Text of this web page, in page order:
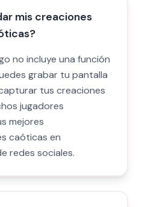
mis creaciones
no incluye una función
grabar tu pantalla
tus creaciones
jugadores
mejores
caóticas en
redes sociales.